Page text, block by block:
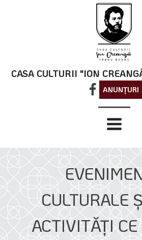
CASA CULTURII "ION
ANUNȚURI
CULTURALE
ACTIVITĂŢI CE